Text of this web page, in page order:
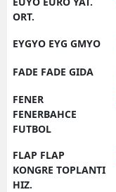
ORT.
EYGYO EYG GMYO
FADE FADE GIDA
FENER
FENERBAHCE
FUTBOL
FLAP FLAP
KONGRE TOPLANTI
HIZ.